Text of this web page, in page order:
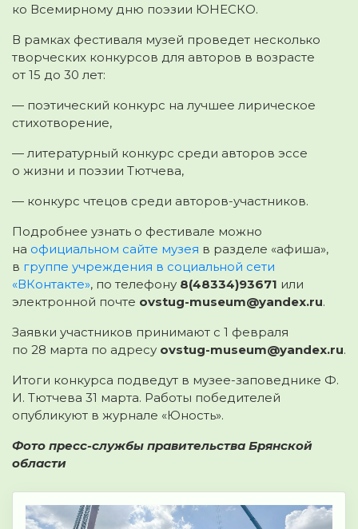
ко Всемирному дню поэзии ЮНЕСКО.
В рамках фестиваля музей проведет несколько
творческих конкурсов для авторов в возрасте
от 15 до 30 лет:
— поэтический конкурс на лучшее лирическое
стихотворение,
— литературный конкурс среди авторов эссе
о жизни и поэзии Тютчева,
— конкурс чтецов среди авторов-участников.
Подробнее узнать о фестивале можно
на официальном сайте музея в разделе «афиша»,
в группе учреждения в социальной сети
«ВКонтакте», по телефону 8(48334)93671 или
электронной почте ovstug-museum@yandex.ru.
Заявки участников принимают с 1 февраля
по 28 марта по адресу ovstug-museum@yandex.ru.
Итоги конкурса подведут в музее-заповеднике Ф.
И. Тютчева 31 марта. Работы победителей
опубликуют в журнале «Юность».
Фото пресс-службы правительства Брянской
области